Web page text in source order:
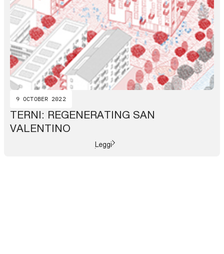
9 OCTOBER 2022
TERNI: REGENERATING SAN
VALENTINO
Leggi